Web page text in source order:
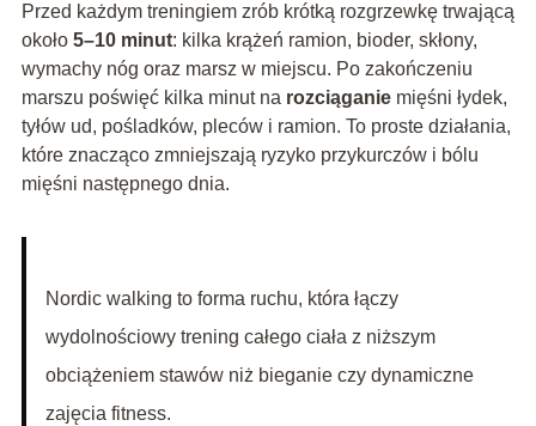
Przed każdym treningiem zrób krótką rozgrzewkę trwającą
około 5–10 minut: kilka krążeń ramion, bioder, skłony,
wymachy nóg oraz marsz w miejscu. Po zakończeniu
marszu poświęć kilka minut na rozciąganiemięśni łydek,
tyłów ud, pośladków, pleców i ramion. To proste działania,
które znacząco zmniejszają ryzyko przykurczów i bólu
mięśni następnego dnia.
Nordic walking to forma ruchu, która łączy
wydolnościowy trening całego ciała z niższym
obciążeniem stawów niż bieganie czy dynamiczne
zajęcia fitness.